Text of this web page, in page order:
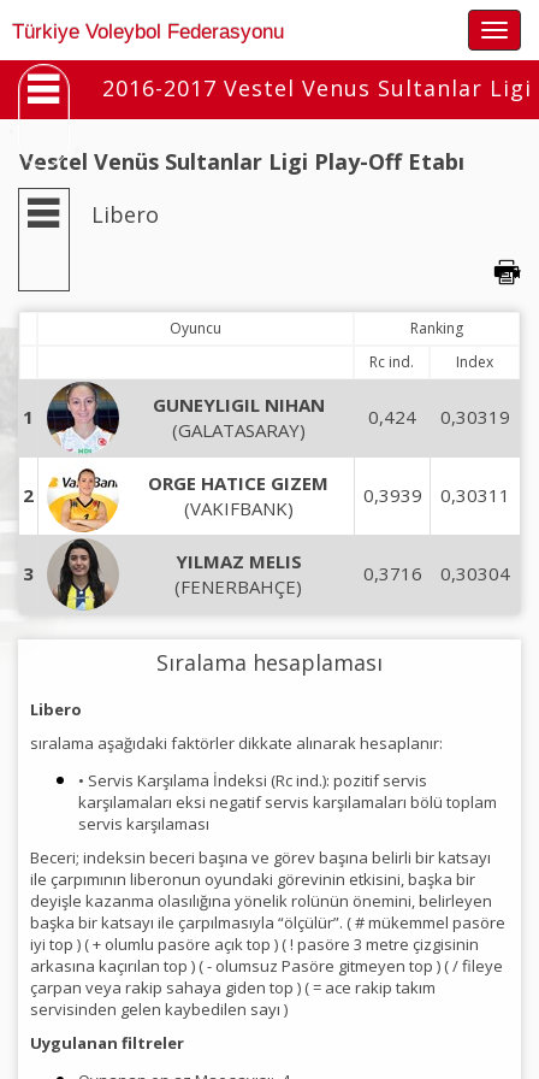
Türkiye Voleybol Federasyonu
2016-2017 Vestel Venus Sultanlar Ligi
Vestel Venüs Sultanlar Ligi Play-Off Etabı
Libero
Oyuncu
Ranking
Rc ind.
Index
1
GUNEYLIGIL NIHAN
(GALATASARAY)
0,424 0,30319
2
ORGE HATICE GIZEM
(VAKIFBANK)
0,3939 0,30311
3
YILMAZ MELIS
(FENERBAHÇE)
0,3716 0,30304
Sıralama hesaplaması
Libero
sıralama aşağıdaki faktörler dikkate alınarak hesaplanır:
• Servis Karşılama İndeksi (Rc ind.): pozitif servis
karşılamaları eksi negatif servis karşılamaları bölü toplam
servis karşılaması
Beceri; indeksin beceri başına ve görev başına belirli bir katsayı
ile çarpımının liberonun oyundaki görevinin etkisini, başka bir
deyişle kazanma olasılığına yönelik rolünün önemini, belirleyen
başka bir katsayı ile çarpılmasıyla “ölçülür”. ( # mükemmel pasöre
iyi top ) ( + olumlu pasöre açık top ) ( ! pasöre 3 metre çizgisinin
arkasına kaçırılan top ) ( - olumsuz Pasöre gitmeyen top ) ( / fileye
çarpan veya rakip sahaya giden top ) ( = ace rakip takım
servisinden gelen kaybedilen sayı )
Uygulanan filtreler